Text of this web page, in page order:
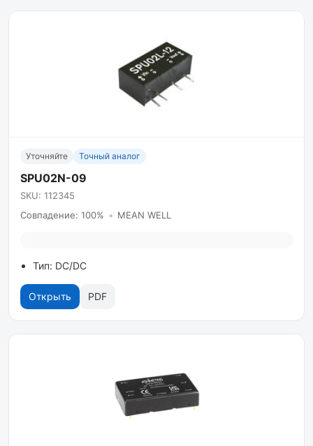
Уточняйте Точный аналог
SPU02N-09
SKU: 112345
Совпадение: 100% • MEAN WELL
Тип: DC/DC
Открыть PDF